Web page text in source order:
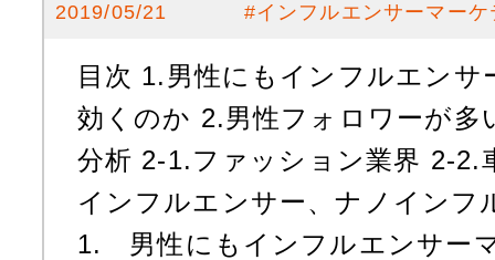
2019/05/21 #インフルエンサーマー
目次 1.男性にもインフルエン
効くのか 2.男性フォロワーが多
分析 2-1.ファッション業界 2-2.
インフルエンサー、ナノインフ
1. 男性にもインフルエンサー